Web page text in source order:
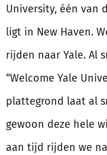
University, één van
ligt in New Haven.
rijden naar Yale. Al
“Welcome Yale
plattegrond laat al
gewoon deze hele
aan tijd rijden we